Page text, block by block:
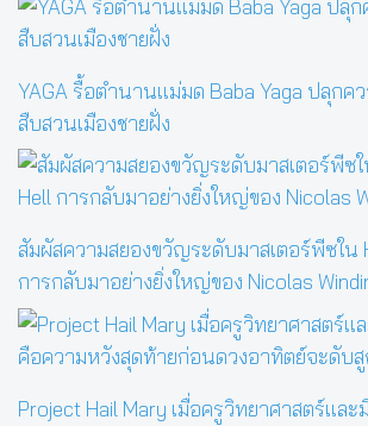
YAGA รื้อตำนานแม่มด Baba Yaga ปลุกค
สืบสวนเมืองชายฝั่ง
สัมผัสความสยองขวัญระดับมาสเตอร์พีซใน
การกลับมาอย่างยิ่งใหญ่ของ Nicolas
Project Hail Mary เมื่อครูวิทยาศาสตร์แล